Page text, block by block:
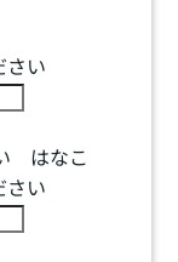
さい
はなこ
さい